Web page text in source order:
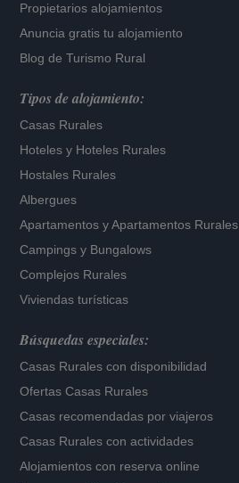
Propietarios alojamientos
Anuncia gratis tu alojamiento
Blog de Turismo Rural
Tipos de alojamiento:
Casas Rurales
Hoteles y Hoteles Rurales
Hostales Rurales
Albergues
Apartamentos yApartamentos Rurales
Campings y Bungalows
Complejos Rurales
Viviendas turísticas
Búsquedas especiales:
Casas Rurales con disponibilidad
Ofertas Casas Rurales
Casas recomendadas por viajeros
Casas Rurales con actividades
Alojamientos con reserva online